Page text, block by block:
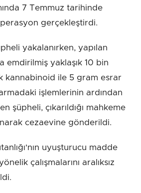
7 Temmuz tarihinde
gerçekleştirdi.
yakalanırken, yapılan
emdirilmiş yaklaşık 10 bin
kannabinoid ile 5 gram esrar
işlemlerinin ardından
şüpheli, çıkarıldığı mahkeme
cezaevine gönderildi.
uyuşturucu madde
çalışmalarını aralıksız